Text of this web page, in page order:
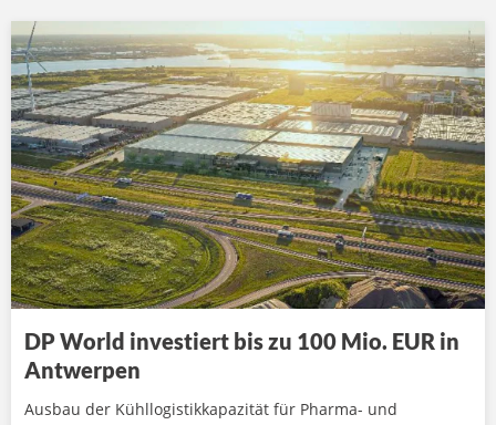
DP World investiert bis zu 100 Mio. EUR in
Antwerpen
Ausbau der Kühllogistikkapazität für Pharma- und